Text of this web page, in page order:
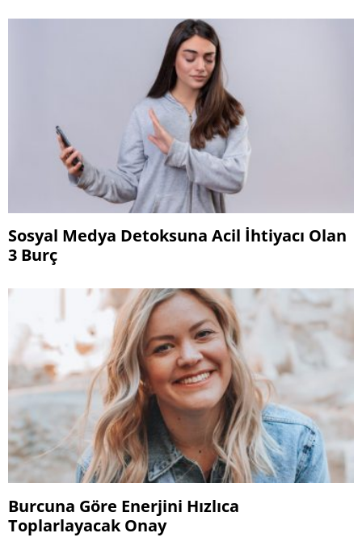
Sosyal Medya Detoksuna Acil İhtiyacı Olan
3 Burç
Burcuna Göre Enerjini Hızlıca
Toplarlayacak Onay